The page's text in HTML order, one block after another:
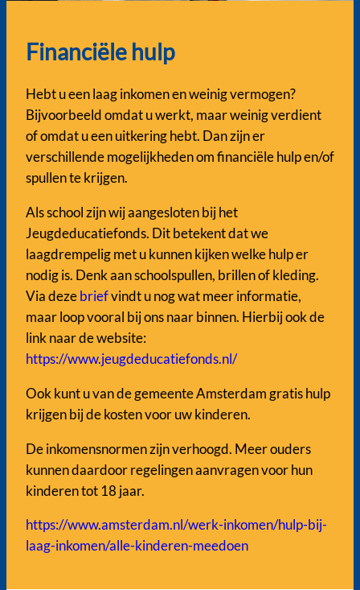
Financiële hulp
Hebt u een laag inkomen en weinig vermogen?
Bijvoorbeeld omdat u werkt, maar weinig verdient
of omdat u een uitkering hebt. Dan zijn er
verschillende mogelijkheden om financiële hulp en/of
spullen te krijgen.
Als school zijn wij aangesloten bij het
Jeugdeducatiefonds. Dit betekent dat we
laagdrempelig met u kunnen kijken welke hulp er
nodig is. Denk aan schoolspullen, brillen of kleding.
Via dezebriefvindt u nog wat meer informatie,
maar loop vooral bij ons naar binnen. Hierbij ook de
link naar de website:
https://www.jeugdeducatiefonds.nl/
Ook kunt u van de gemeente Amsterdam gratis hulp
krijgen bij de kosten voor uw kinderen.
De inkomensnormen zijn verhoogd. Meer ouders
kunnen daardoor regelingen aanvragen voor hun
kinderen tot 18 jaar.
https://www.amsterdam.nl/werk-inkomen/hulp-bij-
laag-inkomen/alle-kinderen-meedoen